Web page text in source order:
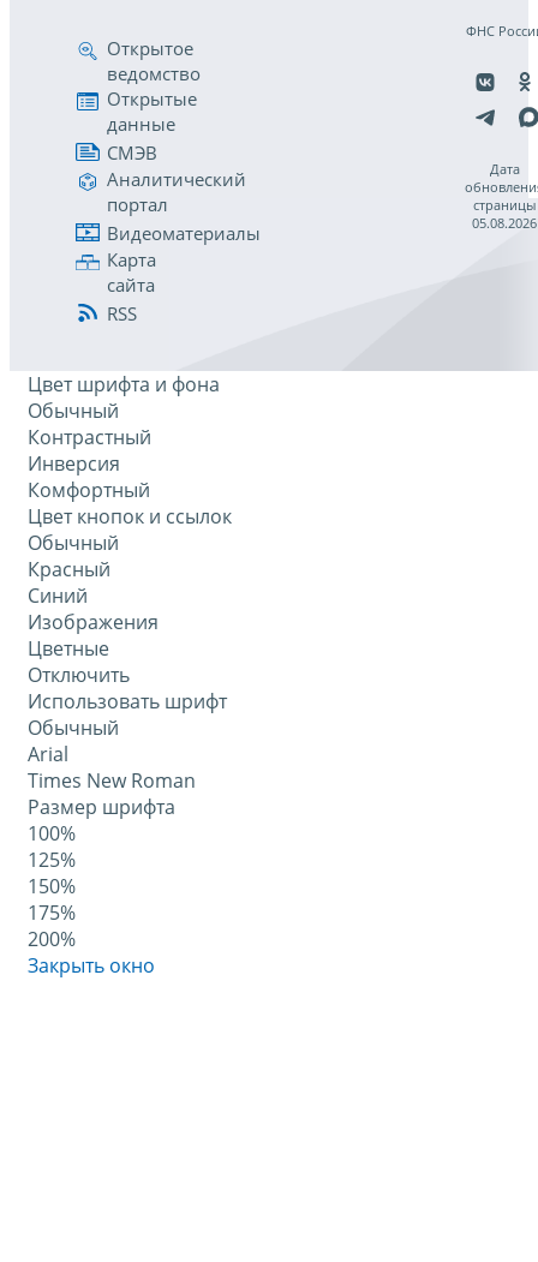
Открытое
ведомство
Открытые
данные
СМЭВ
Аналитический
портал
Видеоматериалы
Карта
сайта
RSS
ФНС
Дата
страницы
05.08.2026
Цвет шрифта и фона
Обычный
Контрастный
Инверсия
Комфортный
Цвет кнопок и ссылок
Обычный
Красный
Синий
Изображения
Цветные
Отключить
Использовать шрифт
Обычный
Arial
Times New Roman
Размер шрифта
100%
125%
150%
175%
200%
Закрыть окно